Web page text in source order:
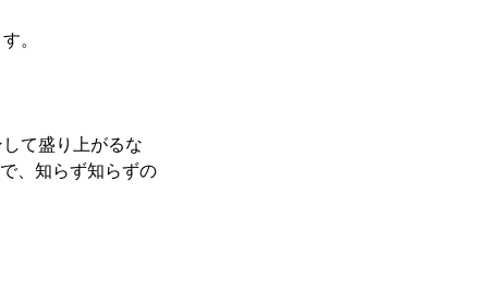
。
て盛り上がるな
、知らず知らずの